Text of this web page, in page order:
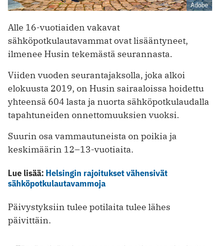
Adobe
Alle 16-vuotiaiden vakavat
sähköpotkulautavammat ovat lisääntyneet,
ilmenee Husin tekemästä seurannasta.
Viiden vuoden seurantajaksolla, joka alkoi
elokuusta 2019, on Husin sairaaloissa hoidettu
yhteensä 604 lasta ja nuorta sähköpotkulaudalla
tapahtuneiden onnettomuuksien vuoksi.
Suurin osa vammautuneista on poikia ja
keskimäärin 12–13-vuotiaita.
Lue lisää: Helsingin rajoitukset vähensivät
sähköpotkulautavammoja
Päivystyksiin tulee potilaita tulee lähes
päivittäin.